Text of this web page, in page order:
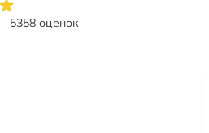
5358 оценок